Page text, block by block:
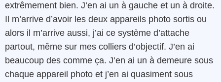
extrêmement bien. J’en ai un à gauche et un à droite.
Il m’arrive d’avoir les deux appareils photo sortis ou
alors il m’arrive aussi, j’ai ce système d’attache
partout, même sur mes colliers d’objectif. J’en ai
beaucoup des comme ça. J’en ai un à demeure sous
chaque appareil photo et j’en ai quasiment sous